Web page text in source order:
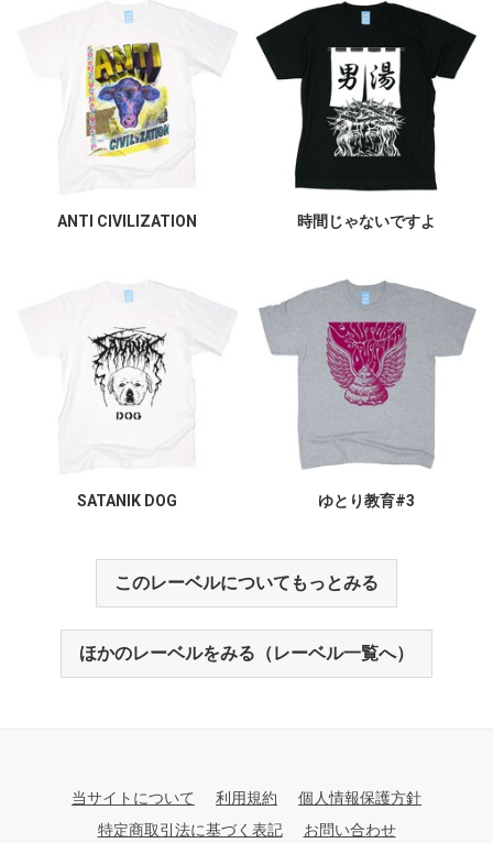
ANTI CIVILIZATION 時間じゃないですよ
SATANIK DOG ゆとり教育#3
このレーベルについてもっとみる
ほかのレーベルをみる（レーベル一覧へ）
当サイトについて 利用規約
個人情報保護方針
特定商取引法に基づく表記
お問い合わせ